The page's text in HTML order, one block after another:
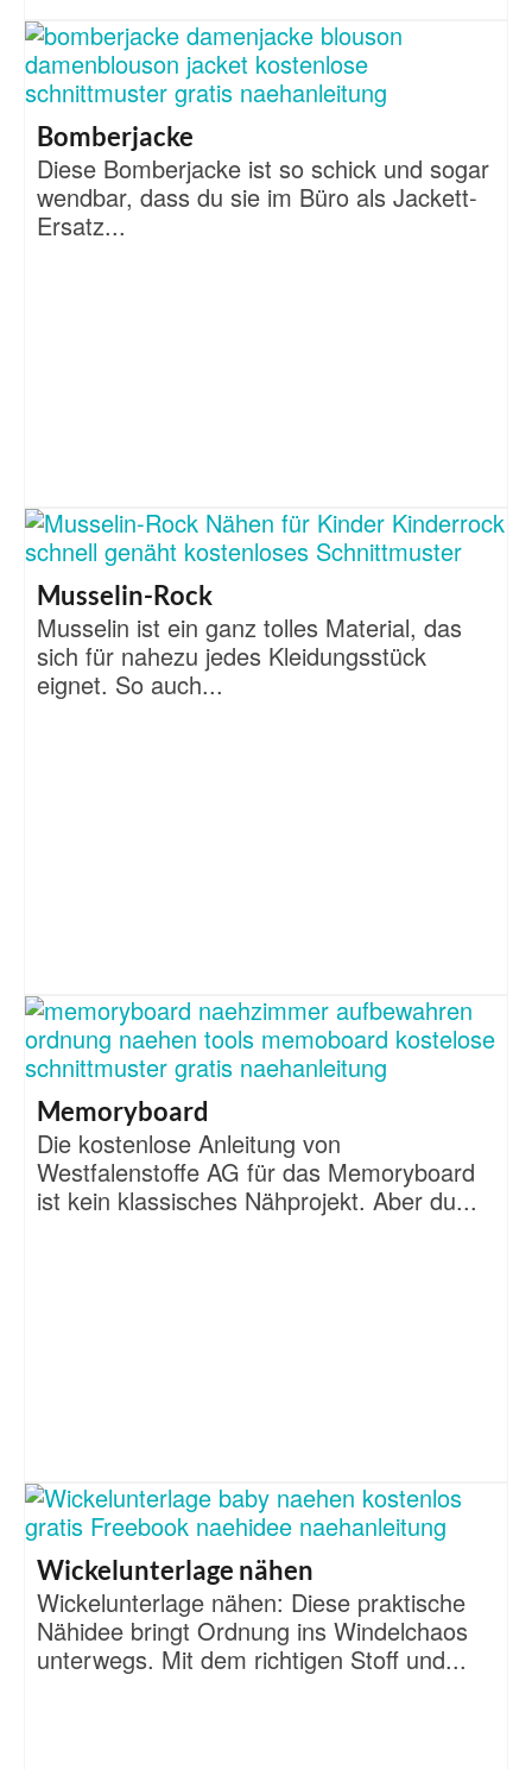
Bomberjacke
Diese Bomberjacke ist so schick und sogar
wendbar, dass du sie im Büro als Jackett-
Ersatz...
Musselin-Rock
Musselin ist ein ganz tolles Material, das
sich für nahezu jedes Kleidungsstück
eignet. So auch...
Memoryboard
Die kostenlose Anleitung von
Westfalenstoffe AG für das Memoryboard
ist kein klassisches Nähprojekt. Aber du...
Wickelunterlage nähen
Wickelunterlage nähen: Diese praktische
Nähidee bringt Ordnung ins Windelchaos
unterwegs. Mit dem richtigen Stoff und...